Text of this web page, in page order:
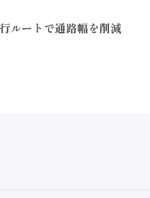
ルートで通路幅を削減